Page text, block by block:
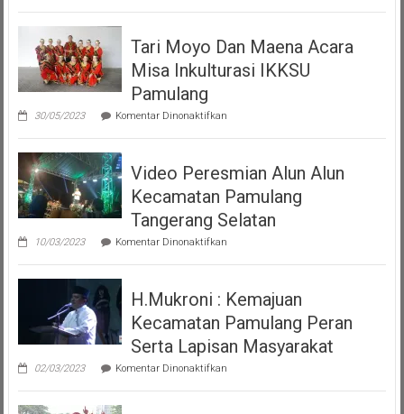
Tari Moyo Dan Maena Acara
Misa Inkulturasi IKKSU
Pamulang
30/05/2023 Komentar Dinonaktifkanpada
Moyo
Maena
Misa
Inkulturasi
IKKSU
Pamulang
Video Peresmian Alun Alun
Kecamatan Pamulang
Tangerang Selatan
10/03/2023 Komentar Dinonaktifkanpada
Peresmian
Alun
Kecamatan
Pamulang
Tangerang
Selatan
H.Mukroni : Kemajuan
Kecamatan Pamulang Peran
Serta Lapisan Masyarakat
02/03/2023 Komentar Dinonaktifkanpada
: